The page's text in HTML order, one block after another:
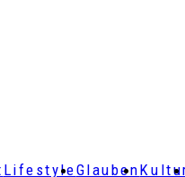
LifestyleGlauben